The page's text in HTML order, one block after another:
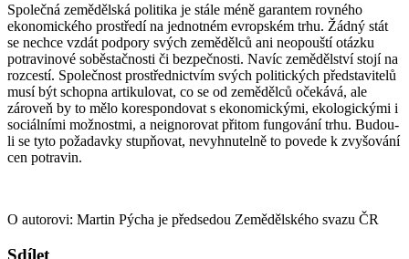
Společná zemědělská politika je stále méně garantem rovného
ekonomického prostředí na jednotném evropském trhu. Žádný stát
se nechce vzdát podpory svých zemědělců ani neopouští otázku
potravinové soběstačnosti či bezpečnosti. Navíc zemědělství stojí na
rozcestí. Společnost prostřednictvím svých politických představitelů
musí být schopna artikulovat, co se od zemědělců očekává, ale
zároveň by to mělo korespondovat s ekonomickými, ekologickými i
sociálními možnostmi, a neignorovat přitom fungování trhu. Budou-
li se tyto požadavky stupňovat, nevyhnutelně to povede k zvyšování
cen potravin.
O autorovi: Martin Pýcha je předsedou Zemědělského svazu ČR
Sdílet